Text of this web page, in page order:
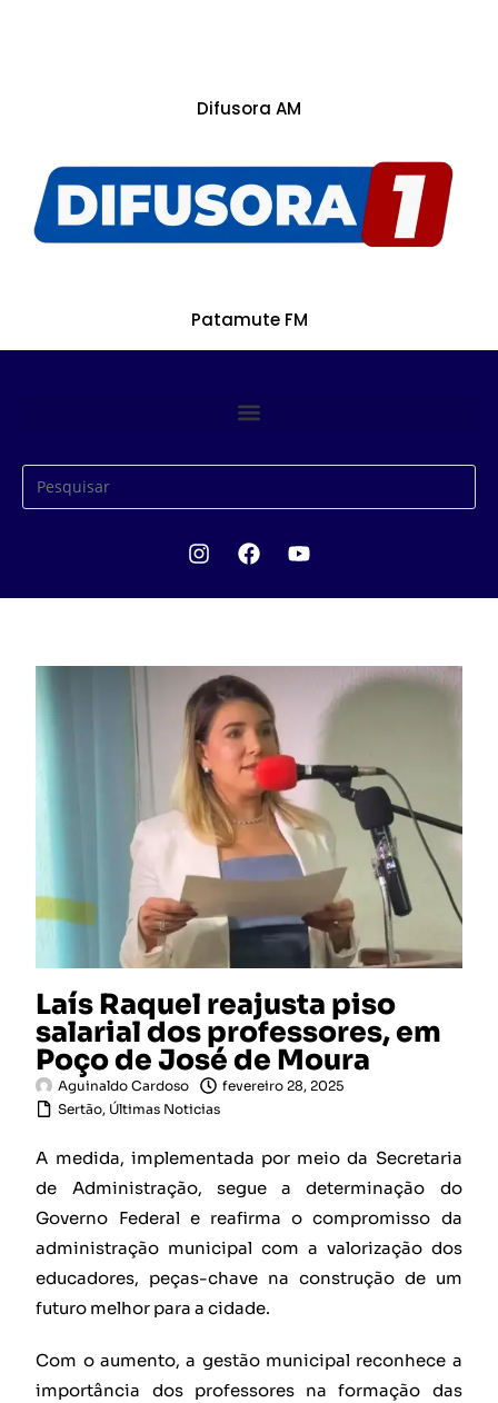
Difusora AM
Patamute FM
Laís Raquel reajusta piso
salarial dos professores, em
Poço de José de Moura
Aguinaldo Cardoso
fevereiro 28, 2025
Sertão, Últimas Noticias
A medida, implementada por meio da Secretaria
de Administração, segue a determinação do
Governo Federal e reafirma o compromisso da
administração municipal com a valorização dos
educadores, peças-chave na construção de um
futuro melhor para a cidade.
Com o aumento, a gestão municipal reconhece a
importância dos professores na formação das